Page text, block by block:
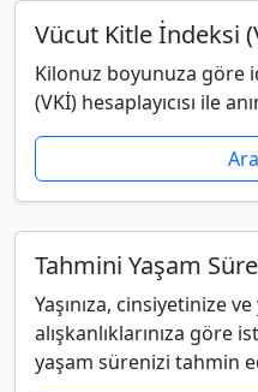
Vücut Kitle İndeksi
Kilonuz boyunuza göre
(VKİ) hesaplayıcısı ile
Tahmini Yaşam
Yaşınıza, cinsiyetinize
alışkanlıklarınıza göre
yaşam sürenizi tahmin